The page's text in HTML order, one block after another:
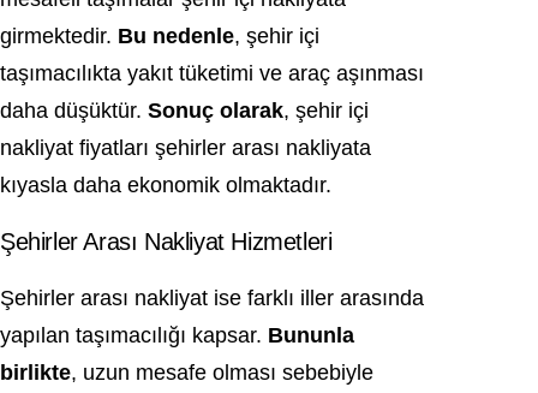
girmektedir. Bu nedenle, şehir içi
taşımacılıkta yakıt tüketimi ve araç aşınması
daha düşüktür. Sonuç olarak, şehir içi
nakliyat fiyatları şehirler arası nakliyata
kıyasla daha ekonomik olmaktadır.
Şehirler Arası Nakliyat Hizmetleri
Şehirler arası nakliyat ise farklı iller arasında
yapılan taşımacılığı kapsar. Bununla
birlikte, uzun mesafe olması sebebiyle